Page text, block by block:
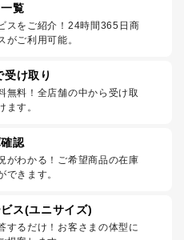
覧
スをご紹介！24時間365日商
がご利用可能。
け取り
無料！全店舗の中から受け取
ます。
認
がわかる！ご希望商品の在庫
できます。
ス(ユニサイズ)
するだけ！お客さまの体型に